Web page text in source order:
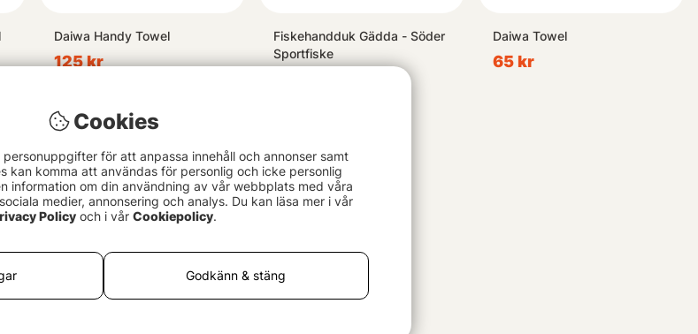
Daiwa Handy Towel
125 kr
Fiskehandduk Gädda - Söder
Sportfiske
Daiwa Towel
65 kr
Cookies
för att anpassa innehåll och annonser samt
kan komma att användas för personlig och icke personlig
information om din användning av vår webbplats med våra
medier, annonsering och analys. Du kan läsa mer i vår
Policyoch i vår Cookiepolicy.
Godkänn & stäng